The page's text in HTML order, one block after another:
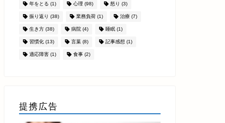
年をとる (1) 心理 (98) 怒り (3)
振り返り (38) 業務負荷(1) 治療(7)
生き方(38) 病院(4) 睡眠(1)
習慣化(13) 言葉(8) 記事感想 (1)
適応障害(1) 食事(2)
提携広告